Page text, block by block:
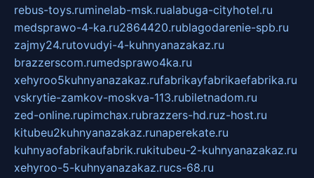
rebus-toys.ruminelab-msk.rualabuga-cityhotel.ru
medsprawo-4-ka.ru2864420.rublagodarenie-spb.ru
zajmy24.rutovudyi-4-kuhnyanazakaz.ru
brazzerscom.rumedsprawo4ka.ru
xehyroo5kuhnyanazakaz.rufabrikayfabrikaefabrika.ru
vskrytie-zamkov-moskva-113.rubiletnadom.ru
zed-online.rupimchax.rubrazzers-hd.ruz-host.ru
kitubeu2kuhnyanazakaz.runaperekate.ru
kuhnyaofabrikaufabrik.rukitubeu-2-kuhnyanazakaz.ru
xehyroo-5-kuhnyanazakaz.rucs-68.ru